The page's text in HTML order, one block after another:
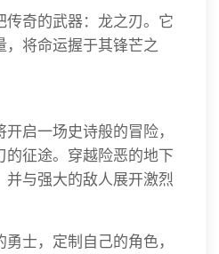
传奇的武器：龙之刃。它
，将命运握于其锋芒之
启一场史诗般的冒险，
的征途。穿越险恶的地下
并与强大的敌人展开激烈
士，定制自己的角色，